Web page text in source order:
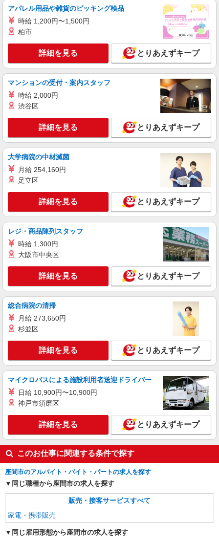
株式会社日本パーソナルビジネス 首都圏支社（T11_90）
≪携帯販売｜家電量販店のauコーナー≫
時給1700円〜1800円 ◆交通費規定支給◆直雇
用へ切替後：月給286,200円＋交通費
神奈川県座間市相模が丘
キープ 詳細を見る
派遣社員
株式会社日本パーソナルビジネス 首都圏支社（T11_1191）
≪携帯販売｜大型スーパーのソフトバンクコー
ナー≫
時給1500円 ◆交通費規定支給
神奈川県座間市東原
キープ 詳細を見る
アパレル用品や雑貨のピッキング検品
時給 1,200円〜1,500円
柏市
詳細を見る とりあえずキープ
マンションの受付・案内スタッフ
時給 2,000円
渋谷区
詳細を見る とりあえずキープ
大学病院の中材滅菌
月給 254,160円
足立区
詳細を見る とりあえずキープ
レジ・商品陳列スタッフ
時給 1,300円
大阪市中央区
詳細を見る とりあえずキープ
総合病院の清掃
月給 273,650円
杉並区
詳細を見る とりあえずキープ
マイクロバスによる施設利用者送迎ドライバー
日給 10,900円〜10,900円
神戸市須磨区
詳細を見る とりあえずキープ
このお仕事に関連する条件で探す
座間市のアルバイト・バイト・パートの求人を探す
同じ職種から座間市の求人を探す
販売・接客サービスすべて
家電・携帯販売
同じ雇用形態から座間市の求人を探す